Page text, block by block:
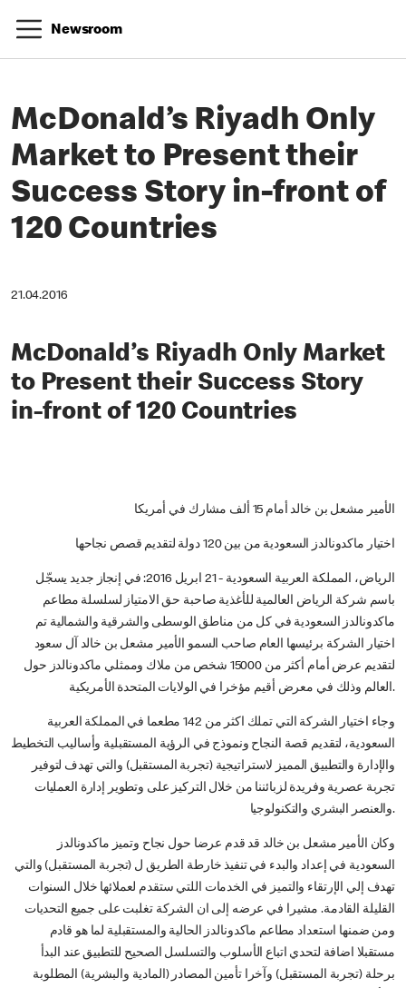
Newsroom
McDonald’s Riyadh Only
Market to Present their
Success Story in-front of
120 Countries
21.04.2016
McDonald’s Riyadh Only Market
to Present their Success Story
in-front of 120 Countries
الأمير مشعل بن خالد أمام 15 ألف مشارك في أمريكا
اختيار ماكدونالدز السعودية من بين 120 دولة لتقديم قصص نجاحها
الرياض، المملكة العربية السعودية - 21 ابريل 2016: في إنجاز جديد يسجّل
باسم شركة الرياض العالمية للأغذية صاحبة حق الامتياز لسلسلة مطاعم
ماكدونالدز السعودية في كل من مناطق الوسطى والشرقية والشمالية تم
اختيار الشركة برئيسها العام صاحب السمو الأمير مشعل بن خالد آل سعود
لتقديم عرض أمام أكثر من 15000 شخص من ملاك وممثلي ماكدونالدز حول
العالم وذلك في معرض أقيم مؤخرا في الولايات المتحدة الأمريكية.
وجاء اختيار الشركة التي تملك اكثر من 142 مطعما في المملكة العربية
السعودية، لتقديم قصة النجاح ونموذج في الرؤية المستقبلية وأساليب التخطيط
والإدارة والتطبيق المميز لاستراتيجية (تجربة المستقبل) والتي تهدف لتوفير
تجربة عصرية وفريدة لزبائننا من خلال التركيز على وتطوير إدارة العمليات
والعنصر البشري والتكنولوجيا.
وكان الأمير مشعل بن خالد قد قدم عرضا حول نجاح وتميز ماكدونالدز
السعودية في إعداد والبدء في تنفيذ خارطة الطريق ل (تجربة المستقبل) والتي
تهدف إلي الإرتقاء والتميز في الخدمات اللتي ستقدم لعملائها خلال السنوات
القليلة القادمة. مشيرا في عرضه إلى ان الشركة تغلبت على جميع التحديات
ومن ضمنها استعداد مطاعم ماكدونالدز الحالية والمستقبلية لما هو قادم
مستقبلا اضافة لتحدي اتباع الأسلوب والتسلسل الصحيح للتطبيق عند البدأ
برحلة (تجربة المستقبل) وآخرا تأمين المصادر (المادية والبشرية) المطلوبة